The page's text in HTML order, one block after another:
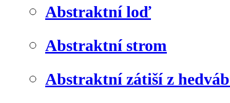
Abstraktní loď
Abstraktní strom
Abstraktní zátiší z